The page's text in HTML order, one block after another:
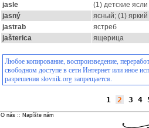
jasle
(1) детские
jasný
ясный; (1)
jastrab
ястреб
jašterica
ящерица
Любое копирование, воспроизведение,
свободном доступе в сети Интернет или иное
разрешения slovnik.org запрещается.
1 2 3 4
O nás :: Napíšte nám